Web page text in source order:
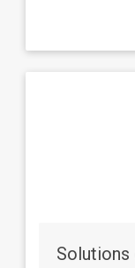
Solutions